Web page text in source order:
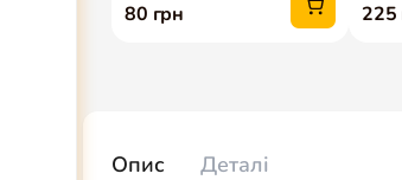
Опис Деталі